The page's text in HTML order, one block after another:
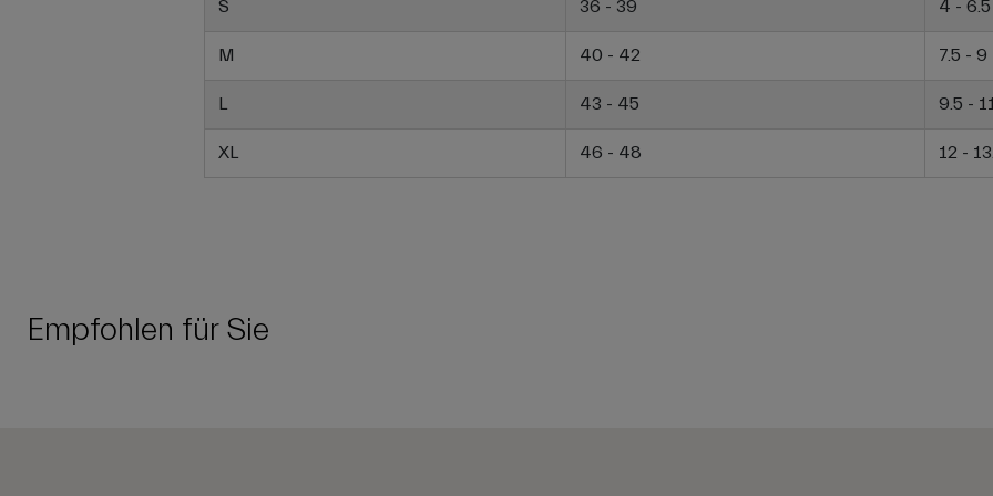
S 36 - 39 4 - 6.5
M 40 - 42 7.5 - 9
L 43 - 45 9.5 -
XL 46 - 48 12 -
Empfohlen für Sie